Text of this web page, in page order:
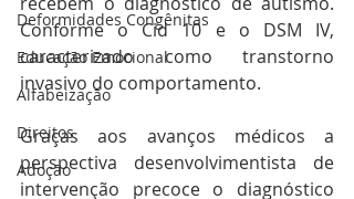
Deformidades Congênitas
Educação Emocional
Alfabeização
Direitos
Adoção
Conforme o Cid 10 e o DSM IV,
caracterizado como transtorno
invasivo do comportamento.
Graças aos avanços médicos a
perspectiva desenvolvimentista de
intervenção precoce o diagnóstico